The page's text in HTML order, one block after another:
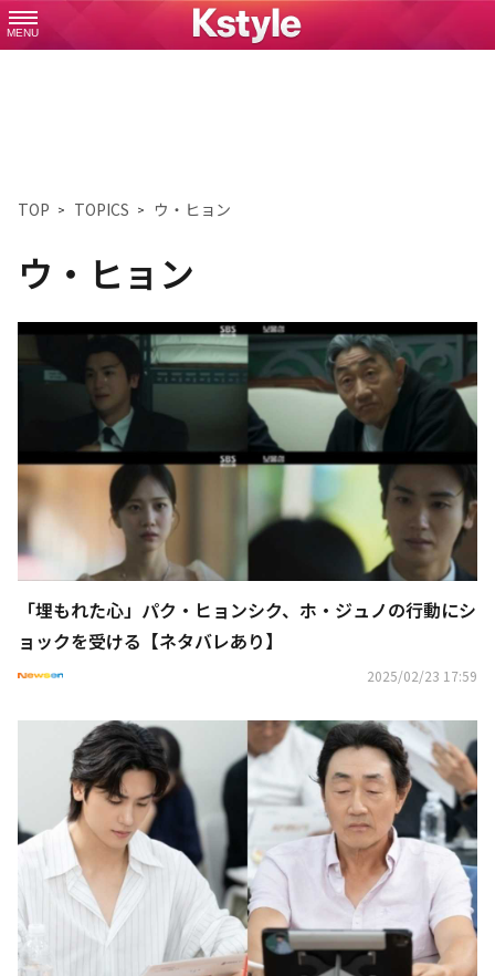
MENU
TOP TOPICS ウ・ヒョン
ウ・ヒョン
「埋もれた心」パク・ヒョンシク、ホ・ジュノの行動にシ
ョックを受ける【ネタバレあり】
2025/02/23 17:59